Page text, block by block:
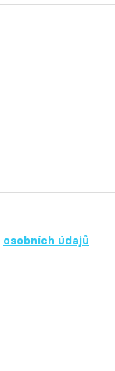
osobních údajů